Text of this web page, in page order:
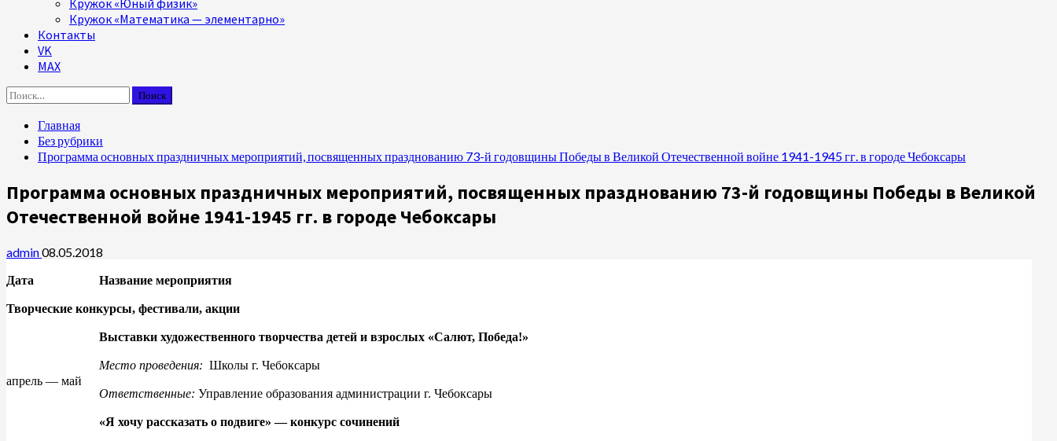
Кружок «Юный физик»
Кружок «Математика — элементарно»
Контакты
VK
MAX
Найти:
Главная
Без рубрики
Программа основных праздничных мероприятий, посвященных празднованию 73-й годовщины Победы в Великой Отечественной войне 1941-1945 гг. в городе Чебоксары
Программа основных праздничных мероприятий, посвященных празднованию 73-й годовщины Победы в Великой
Отечественной войне 1941-1945 гг. в городе Чебоксары
admin08.05.2018
Дата Название мероприятия
Творческие конкурсы, фестивали, акции
апрель — май
Выставки художественного творчества детей и взрослых «Салют, Победа!»
Место проведения: Школы г. Чебоксары
Ответственные: Управление образования администрации г. Чебоксары
«Я хочу рассказать о подвиге» — конкурс сочинений